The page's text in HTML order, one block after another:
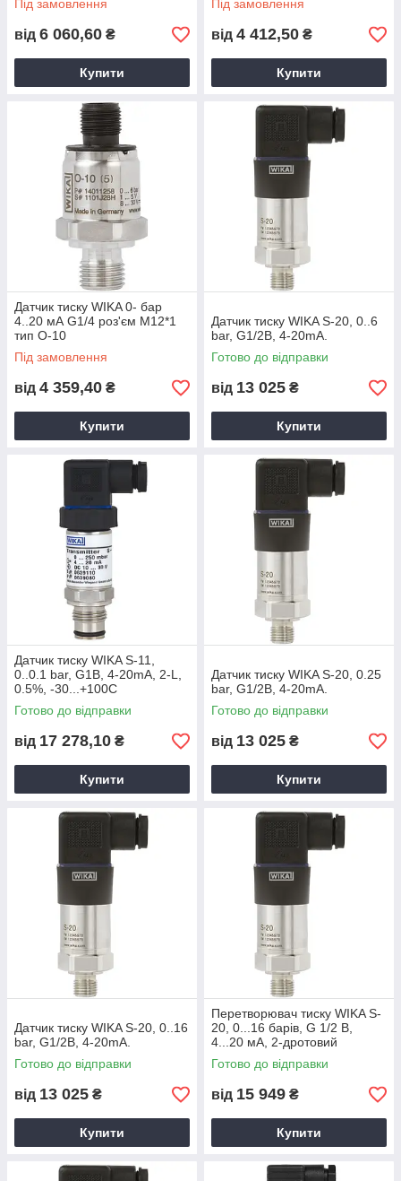
Під замовлення
від 6 060,60 ₴
Купити
Під замовлення
від 4 412,50 ₴
Купити
Датчик тиску WIKA 0- бар
4..20 мА G1/4 роз'єм M12*1
тип O-10
Під замовлення
від 4 359,40 ₴
Купити
Датчик тиску WIKA S-20, 0..6
bar, G1/2В, 4-20mA.
Готово до відправки
від 13 025 ₴
Купити
Датчик тиску WIKA S-11,
0..0.1 bar, G1В, 4-20mA, 2-L,
0.5%, -30...+100C
Готово до відправки
від 17 278,10 ₴
Купити
Датчик тиску WIKA S-20, 0.25
bar, G1/2В, 4-20mA.
Готово до відправки
від 13 025 ₴
Купити
Датчик тиску WIKA S-20, 0..16
bar, G1/2В, 4-20mA.
Готово до відправки
від 13 025 ₴
Купити
Перетворювач тиску WIKA S-
20, 0...16 барів, G 1/2 B,
4...20 мА, 2-дротовий
Готово до відправки
від 15 949 ₴
Купити